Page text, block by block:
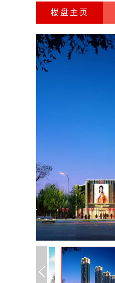
楼盘主页